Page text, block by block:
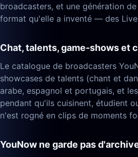
broadcasters, et une génération
format qu'elle a inventé — des
Chat, talents, game-shows et
Le catalogue de broadcasters
showcases de talents (chant et
arabe, espagnol et portugais, et
pendant qu'ils cuisinent, étudient
n'est rogné en clips de moments
YouNow ne garde pas